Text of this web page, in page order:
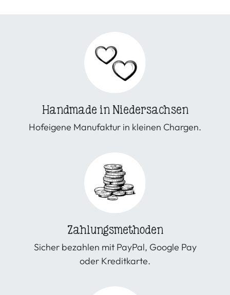
Handmade in Niedersachsen
Hofeigene Manufaktur in kleinen Chargen.
Zahlungsmethoden
Sicher bezahlen mit PayPal, Google Pay
oder Kreditkarte.